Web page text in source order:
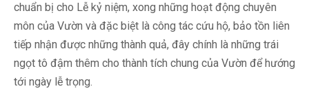
chuẩn bị cho Lễ kỷ niệm, xong những hoạt động chuyên
môn của Vườn và đặc biệt là công tác cứu hộ, bảo tồn liên
tiếp nhận được những thành quả, đây chính là những trái
ngọt tô đậm thêm cho thành tích chung của Vườn để hướng
tới ngày lễ trọng.